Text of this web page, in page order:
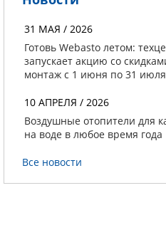
31 МАЯ / 2026
Готовь Webasto летом:
запускает акцию со
монтаж с 1 июня по 31 июля
10 АПРЕЛЯ / 2026
Воздушные отопители для
на воде в любое время года
Все новости